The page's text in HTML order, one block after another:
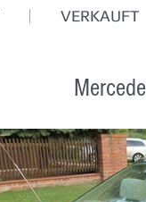
VERKAUFT